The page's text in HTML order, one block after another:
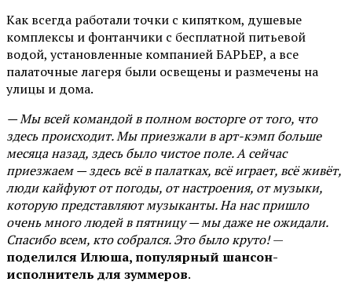
Как всегда работали точки с кипятком, душевые
комплексы и фонтанчики с бесплатной питьевой
водой, установленные компанией БАРЬЕР, а все
палаточные лагеря были освещены и размечены на
улицы и дома.
— Мы всей командой в полном восторге от того, что
здесь происходит. Мы приезжали в арт-кэмп больше
месяца назад, здесь было чистое поле. А сейчас
приезжаем — здесь всё в палатках, всё играет, всё живёт,
люди кайфуют от погоды, от настроения, от музыки,
которую представляют музыканты. На нас пришло
очень много людей в пятницу — мы даже не ожидали.
Спасибо всем, кто собрался. Это было круто!—
поделился Илюша, популярный шансон-
исполнитель для зуммеров.